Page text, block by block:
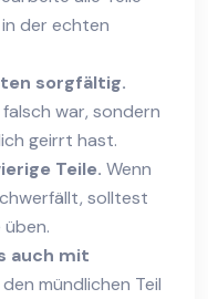
der echten
sorgfältig.
war, sondern
geirrt hast.
Teile. Wenn
solltest
auch mit
mündlichen Teil